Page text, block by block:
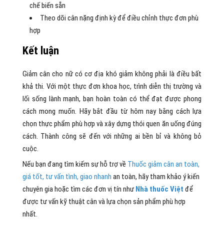
chế biến sẵn
Theo dõi cân nặng định kỳ để điều chỉnh thực đơn phù
hợp
Kết luận
Giảm cân cho nữ có cơ địa khó giảm không phải là điều bất
khả thi. Với một thực đơn khoa học, trình diễn thị trường và
lối sống lành mạnh, bạn hoàn toàn có thể đạt được phong
cách mong muốn. Hãy bắt đầu từ hôm nay bằng cách lựa
chọn thực phẩm phù hợp và xây dựng thói quen ăn uống đúng
cách. Thành công sẽ đến với những ai bền bỉ và không bỏ
cuộc.
Nếu bạn đang tìm kiếm sự hỗ trợ về Thuốc giảm cân an toàn,
giá tốt, tư vấn tình, giao nhanh an toàn, hãy tham khảo ý kiến ​​
chuyên gia hoặc tìm các đơn vị tín như Nhà thuốc Việt để
được tư vấn kỹ thuật cân và lựa chọn sản phẩm phù hợp
nhất.